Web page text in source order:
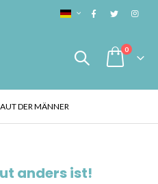
SPRACHE
Cart
0Artikel
DER MÄNNER
anders ist!